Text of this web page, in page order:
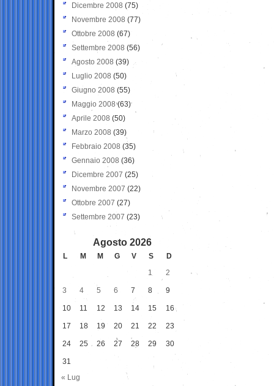
Dicembre 2008 (75)
Novembre 2008 (77)
Ottobre 2008 (67)
Settembre 2008 (56)
Agosto 2008 (39)
Luglio 2008 (50)
Giugno 2008 (55)
Maggio 2008(63)
Aprile 2008 (50)
Marzo 2008 (39)
Febbraio 2008 (35)
Gennaio 2008 (36)
Dicembre 2007 (25)
Novembre 2007 (22)
Ottobre 2007 (27)
Settembre 2007 (23)
Agosto 2026
L M M G V S
D
1
2
3 4 5 6 7 8 9
10 11 12 13 14 15 16
17 18 19 20 21 22 23
24 25 26 27 28 29 30
31
« Lug